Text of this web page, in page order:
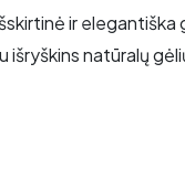
ir elegantiška
natūralų